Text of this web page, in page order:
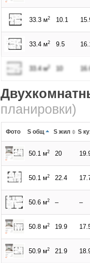
33.3 м2 10.1
33.4 м2 9.5
33.4 м2 10
планировки)
Фото S общ S жил S
50.1 м2 20
50.1 м2 22.4
50.6 м2 – –
50.8 м2 19.9
50.9 м2 21.9